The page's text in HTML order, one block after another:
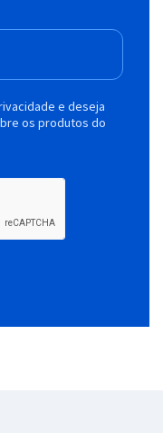
e deseja
os produtos do